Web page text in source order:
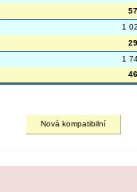
1
1
Nová kompatibilní